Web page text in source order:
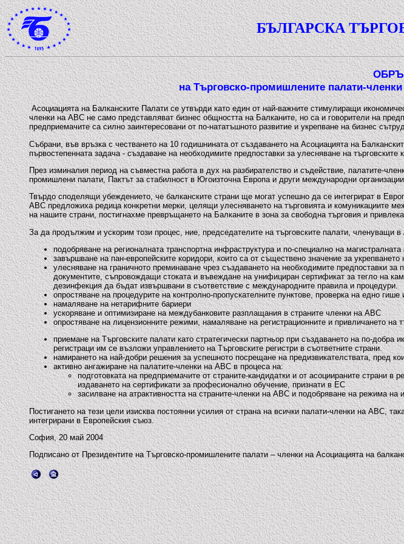
БЪЛГАРСКА
на Търговско-промишлените палати-
Асоциацията на Балканските Палати се утвърди като един от най-важните стимулиращи
членки на АВС не само представляват бизнес общността на Балканите, но са и говорители на
предприемачите са силно заинтересовани от по-нататъшното развитие и укрепване на бизнес
Събрани, във връзка с честването на 10 годишнината от създаването на Асоциацията на
първостепенната задача - създаване на необходимите предпоставки за улесняване на търговските
През изминалия период на съвместна работа в дух на разбирателство и съдействие, палатите-
промишлени палати, Пактът за стабилност в Югоизточна Европа и други международни
Твърдо споделящи убеждението, че балканските страни ще могат успешно да се интегрират в
АВС предложиха редица конкретни мерки, целящи улесняването на търговията и комуникациите
на нашите страни, постигнахме превръщането на Балканите в зона за свободна търговия и
За да продължим и ускорим този процес, ние, председателите на търговските палати,
подобряване на регионалната транспортна инфраструктура и по-специално на
завършване на пан-европейските коридори, които са от съществено значение за
улесняване на граничното преминаване чрез създаването на необходимите предпоставки
документите, съпровождащи стоката и въвеждане на унифициран сертификат за тегло на
дезинфекция да бъдат извършвани в съответствие с международните правила и процедури.
опростяване на процедурите на контролно-пропускателните пунктове, проверка на едно
намаляване на нетарифните бариери
ускоряване и оптимизиране на междубанковите разплащания в страните членки на АВС
опростяване на лицензионните режими, намаляване на регистрационните и привличането на
приемане на Търговските палати като стратегически партньор при създаването на по-
регистраци им се възложи управлението на Търговските регистри в съответните страни.
намирането на най-добри решения за успешното посрещане на предизвикателствата, пред
активно ангажиране на палатите-членки на АВС в процеса на:
подготовката на предприемачите от страните-кандидатки и от асоциираните страни
издаването на сертификати за професионално обучение, признати в ЕС
засилване на атрактивността на страните-членки на АВС и подобряване на режима на
Постигането на тези цели изисква постоянни усилия от страна на всички палати-членки на АВС,
интегрирани в Европейския съюз.
София, 20 май 2004
Подписано от Президентите на Търговско-промишлените палати – членки на Асоциацията на